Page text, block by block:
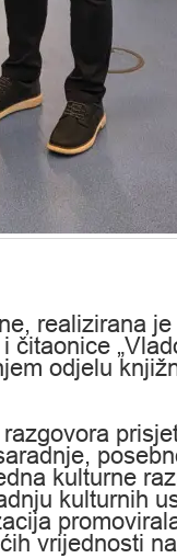
realizirana
odjelu
kulturne
kulturnih
vrijednosti